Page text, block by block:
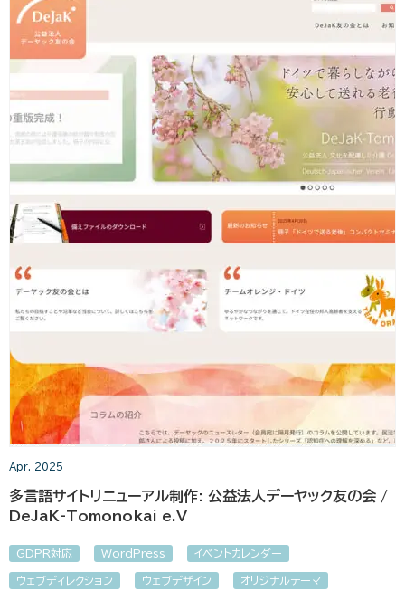
Apr. 2025
多言語サイトリニューアル制作: 公益法人デーヤック友の会 /
DeJaK-Tomonokai e.V
GDPR対応 WordPress イベントカレンダー
ウェブディレクション ウェブデザイン オリジナルテーマ